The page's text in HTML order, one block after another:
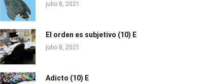
julio 8, 2021
El orden es subjetivo (10) E
julio 8, 2021
Adicto (10) E